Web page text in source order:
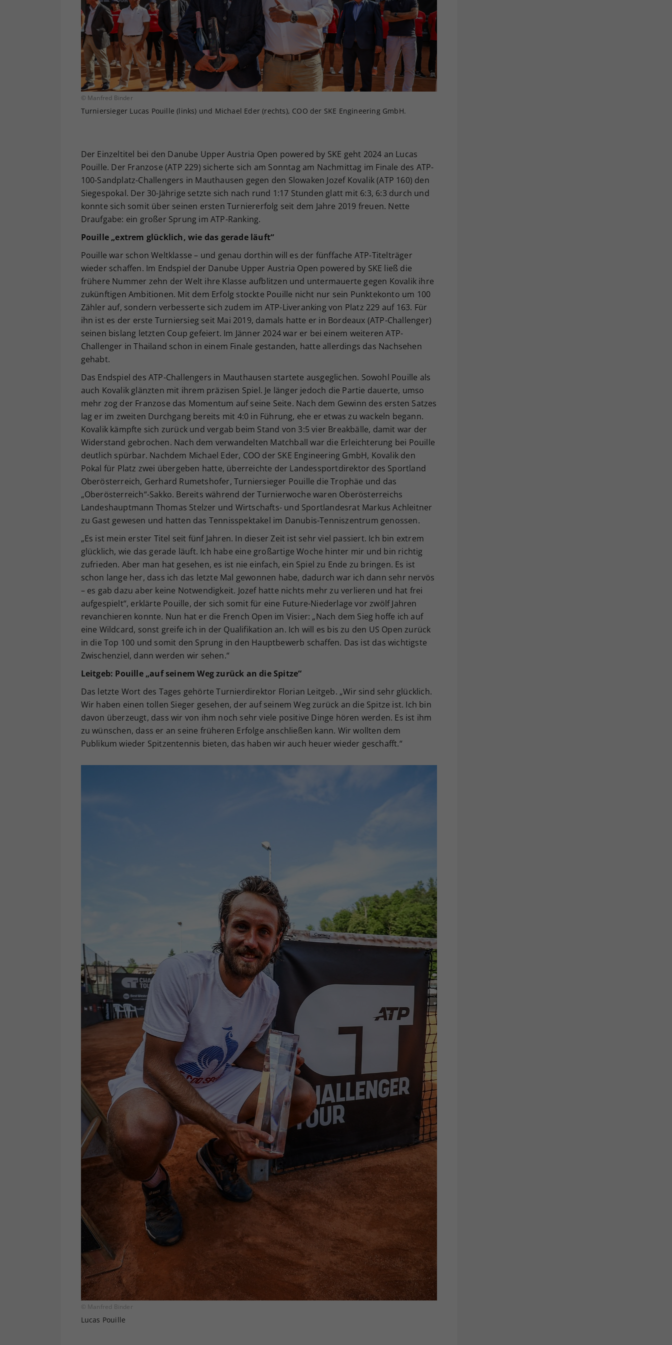
© Manfred Binder
Turniersieger Lucas Pouille (links) und Michael Eder (rechts), COO der SKE Engineering GmbH.
Der Einzeltitel bei den Danube Upper Austria Open powered by SKE geht 2024 an Lucas
Pouille. Der Franzose (ATP 229) sicherte sich am Sonntag am Nachmittag im Finale des ATP-
100-Sandplatz-Challengers in Mauthausen gegen den Slowaken Jozef Kovalik (ATP 160) den
Siegespokal. Der 30-Jährige setzte sich nach rund 1:17 Stunden glatt mit 6:3, 6:3 durch und
konnte sich somit über seinen ersten Turniererfolg seit dem Jahre 2019 freuen. Nette
Draufgabe: ein großer Sprung im ATP-Ranking.
Pouille „extrem glücklich, wie das gerade läuft“
Pouille war schon Weltklasse – und genau dorthin will es der fünffache ATP-Titelträger
wieder schaffen. Im Endspiel der Danube Upper Austria Open powered by SKE ließ die
frühere Nummer zehn der Welt ihre Klasse aufblitzen und untermauerte gegen Kovalik ihre
zukünftigen Ambitionen. Mit dem Erfolg stockte Pouille nicht nur sein Punktekonto um 100
Zähler auf, sondern verbesserte sich zudem im ATP-Liveranking von Platz 229 auf 163. Für
ihn ist es der erste Turniersieg seit Mai 2019, damals hatte er in Bordeaux (ATP-Challenger)
seinen bislang letzten Coup gefeiert. Im Jänner 2024 war er bei einem weiteren ATP-
Challenger in Thailand schon in einem Finale gestanden, hatte allerdings das Nachsehen
gehabt.
Das Endspiel des ATP-Challengers in Mauthausen startete ausgeglichen. Sowohl Pouille als
auch Kovalik glänzten mit ihrem präzisen Spiel. Je länger jedoch die Partie dauerte, umso
mehr zog der Franzose das Momentum auf seine Seite. Nach dem Gewinn des ersten Satzes
lag er im zweiten Durchgang bereits mit 4:0 in Führung, ehe er etwas zu wackeln begann.
Kovalik kämpfte sich zurück und vergab beim Stand von 3:5 vier Breakbälle, damit war der
Widerstand gebrochen. Nach dem verwandelten Matchball war die Erleichterung bei Pouille
deutlich spürbar. Nachdem Michael Eder, COO der SKE Engineering GmbH, Kovalik den
Pokal für Platz zwei übergeben hatte, überreichte der Landessportdirektor des Sportland
Oberösterreich, Gerhard Rumetshofer, Turniersieger Pouille die Trophäe und das
„Oberösterreich“-Sakko. Bereits während der Turnierwoche waren Oberösterreichs
Landeshauptmann Thomas Stelzer und Wirtschafts- und Sportlandesrat Markus Achleitner
zu Gast gewesen und hatten das Tennisspektakel im Danubis-Tenniszentrum genossen.
„Es ist mein erster Titel seit fünf Jahren. In dieser Zeit ist sehr viel passiert. Ich bin extrem
glücklich, wie das gerade läuft. Ich habe eine großartige Woche hinter mir und bin richtig
zufrieden. Aber man hat gesehen, es ist nie einfach, ein Spiel zu Ende zu bringen. Es ist
schon lange her, dass ich das letzte Mal gewonnen habe, dadurch war ich dann sehr nervös
– es gab dazu aber keine Notwendigkeit. Jozef hatte nichts mehr zu verlieren und hat frei
aufgespielt“, erklärte Pouille, der sich somit für eine Future-Niederlage vor zwölf Jahren
revanchieren konnte. Nun hat er die French Open im Visier: „Nach dem Sieg hoffe ich auf
eine Wildcard, sonst greife ich in der Qualifikation an. Ich will es bis zu den US Open zurück
in die Top 100 und somit den Sprung in den Hauptbewerb schaffen. Das ist das wichtigste
Zwischenziel, dann werden wir sehen.“
Leitgeb: Pouille „auf seinem Weg zurück an die Spitze“
Das letzte Wort des Tages gehörte Turnierdirektor Florian Leitgeb. „Wir sind sehr glücklich.
Wir haben einen tollen Sieger gesehen, der auf seinem Weg zurück an die Spitze ist. Ich bin
davon überzeugt, dass wir von ihm noch sehr viele positive Dinge hören werden. Es ist ihm
zu wünschen, dass er an seine früheren Erfolge anschließen kann. Wir wollten dem
Publikum wieder Spitzentennis bieten, das haben wir auch heuer wieder geschafft.“
© Manfred Binder
Lucas Pouille
Ihrer vorgenommen Einstellungen, falls der
Webseiten-Betreiber dies eingestellt hat.